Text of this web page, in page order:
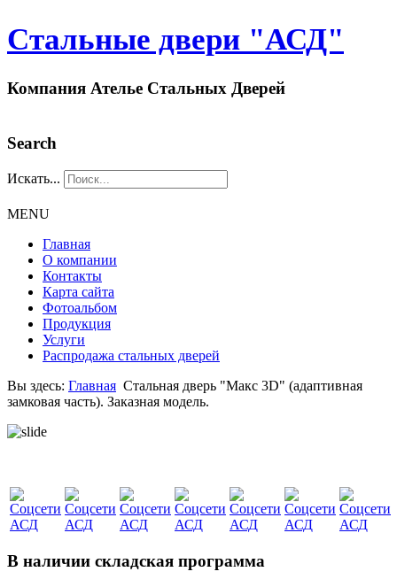
Стальные двери "АСД"
Компания Ателье Стальных Дверей
Search
Искать...
MENU
Главная
О компании
Контакты
Карта сайта
Фотоальбом
Продукция
Услуги
Распродажа стальных дверей
Вы здесь: Главная Стальная дверь "Макс 3D" (адаптивная
замковая часть). Заказная модель.
В наличии складская программа